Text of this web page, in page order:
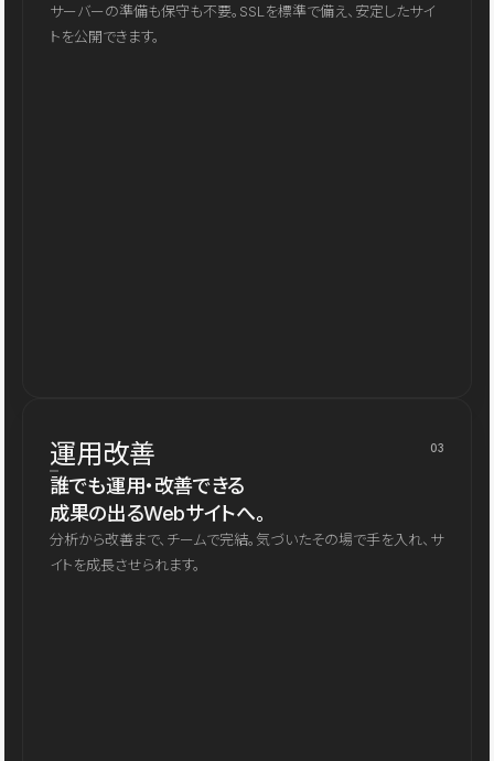
サーバーの準備も保守も不要。SSLを標準で備え、安定したサイ
トを公開できます。
運用改善 03
誰でも運用・改善できる
成果の出るWebサイトへ。
分析から改善まで、チームで完結。気づいたその場で手を入れ、サ
イトを成長させられます。